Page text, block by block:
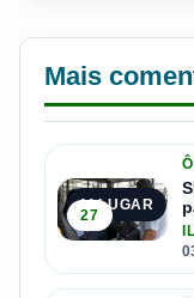
Mais
1º LUGAR
27